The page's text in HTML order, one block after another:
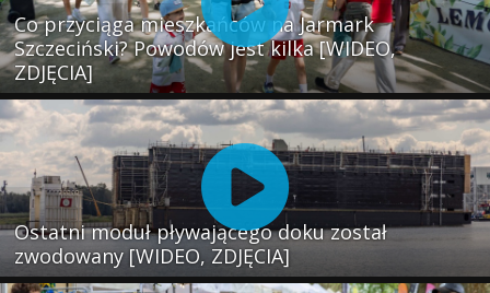
Co przyciąga mieszkańców na Jarmark
Szczeciński? Powodów jest kilka [WIDEO,
ZDJĘCIA]
Ostatni moduł pływającego doku został
zwodowany [WIDEO, ZDJĘCIA]